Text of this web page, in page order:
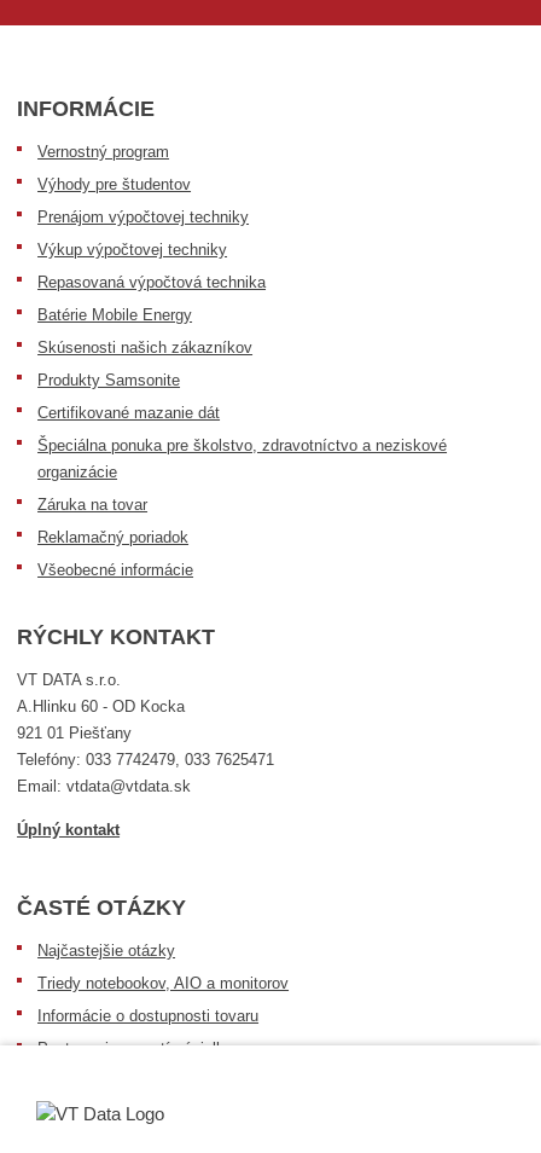
INFORMÁCIE
Vernostný program
Výhody pre študentov
Prenájom výpočtovej techniky
Výkup výpočtovej techniky
Repasovaná výpočtová technika
Batérie Mobile Energy
Skúsenosti našich zákazníkov
Produkty Samsonite
Certifikované mazanie dát
Špeciálna ponuka pre školstvo, zdravotníctvo a neziskové
organizácie
Záruka na tovar
Reklamačný poriadok
Všeobecné informácie
RÝCHLY KONTAKT
VT DATA s.r.o.
A.Hlinku 60 - OD Kocka
921 01 Piešťany
Telefóny: 033 7742479, 033 7625471
Email: vtdata@vtdata.sk
Úplný kontakt
ČASTÉ OTÁZKY
Najčastejšie otázky
Triedy notebookov, AIO a monitorov
Informácie o dostupnosti tovaru
Postup pri prevzatí zásielky
Sledovanie zásielok